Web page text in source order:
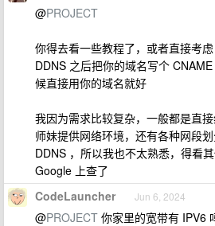
@PROJECT
你得去看一些教程了，或者直接考
DDNS 之后把你的域名写个
候直接用你的域名就好
我因为需求比较复杂，一般都是直
师妹提供网络环境，还有各种网段
DDNS ，所以我也不太熟悉，得看
Google 上查了
CodeLauncher Jun 6, 2024
@PROJECT 你家里的宽带有 IPV6